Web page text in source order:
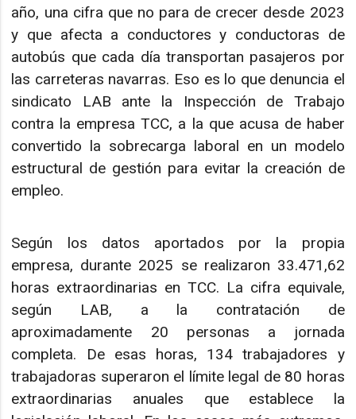
año, una cifra que no para de crecer desde 2023
y que afecta a conductores y conductoras de
autobús que cada día transportan pasajeros por
las carreteras navarras. Eso es lo que denuncia el
sindicato LAB ante la Inspección de Trabajo
contra la empresa TCC, a la que acusa de haber
convertido la sobrecarga laboral en un modelo
estructural de gestión para evitar la creación de
empleo.
Según los datos aportados por la propia
empresa, durante 2025 se realizaron 33.471,62
horas extraordinarias en TCC. La cifra equivale,
según LAB, a la contratación de
aproximadamente 20 personas a jornada
completa. De esas horas, 134 trabajadores y
trabajadoras superaron el límite legal de 80 horas
extraordinarias anuales que establece la